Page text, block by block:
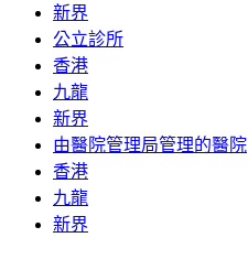
新界
公立診所
香港
九龍
新界
由醫院管理局管理的醫院
香港
九龍
新界